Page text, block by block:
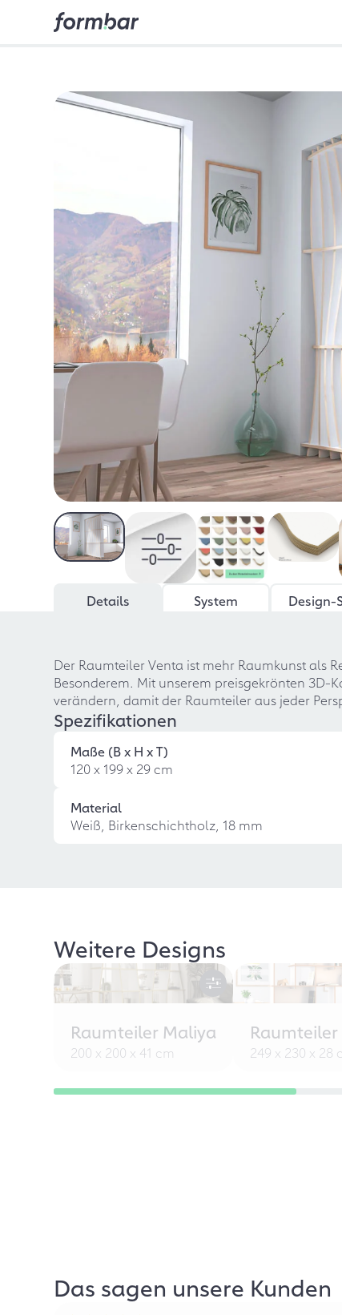
Details
System Design-
Der Raumteiler Venta ist mehr Raumkunst als
Besonderem. Mit unserem preisgekrönten
verändern, damit der Raumteiler aus jeder
Spezifikationen
Maße (B x H x T)
120 x 199 x 29 cm
Material
Weiß, Birkenschichtholz, 18 mm
Weitere Designs
Raumteiler Maliya
200 x 200 x 41 cm 249 x 230 x 28
Das sagen unsere Kunden